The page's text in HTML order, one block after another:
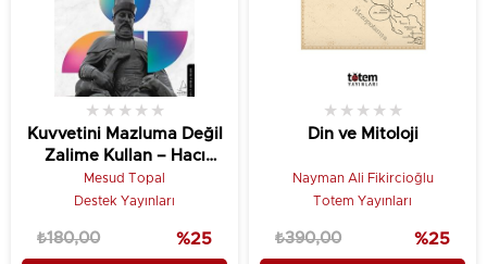
Kuvvetini Mazluma Değil
Zalime Kullan – Hacı
Bektaş Veli
★ ★ ★ ★ ★
Mesud Topal
Destek Yayınları
₺180,00 %25
Din ve Mitoloji
★ ★ ★ ★ ★
Nayman Ali Fikircioğlu
Totem Yayınları
₺390,00 %25